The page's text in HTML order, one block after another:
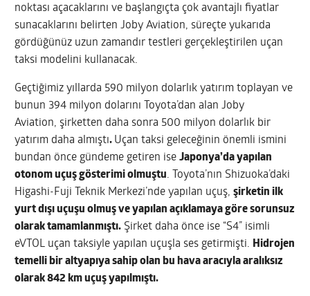
noktası açacaklarını ve başlangıçta çok avantajlı fiyatlar
sunacaklarını belirten Joby Aviation, süreçte yukarıda
gördüğünüz uzun zamandır testleri gerçekleştirilen uçan
taksi modelini kullanacak.
Geçtiğimiz yıllarda 590 milyon dolarlık yatırım toplayan ve
bunun 394 milyon dolarını Toyota’dan alan Joby
Aviation, şirketten daha sonra 500 milyon dolarlık bir
yatırım daha almıştı. Uçan taksi geleceğinin önemli ismini
bundan önce gündeme getiren iseJaponya’da yapılan
otonom uçuş gösterimi olmuştu. Toyota’nın Shizuoka’daki
Higashi-Fuji Teknik Merkezi’nde yapılan uçuş,şirketin ilk
yurt dışı uçuşu olmuş ve yapılan açıklamaya göre sorunsuz
olarak tamamlanmıştı. Şirket daha önce ise “S4” isimli
eVTOL uçan taksiyle yapılan uçuşla ses getirmişti. Hidrojen
temelli bir altyapıya sahip olan bu hava aracıyla aralıksız
olarak 842 km uçuş yapılmıştı.